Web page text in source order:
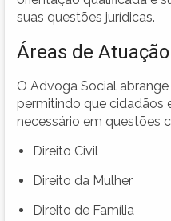
suas questões jurídicas.
Áreas de
O Advoga Social
permitindo que cidadãos
necessário em questões
Direito Civil
Direito da Mulher
Direito de Família